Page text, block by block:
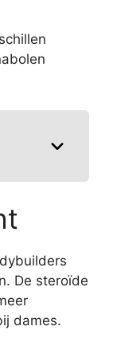
De steroïde
dames.